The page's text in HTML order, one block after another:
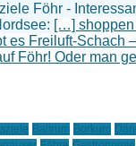
Föhr -
[…] shoppen
es Freiluft-Schach
Föhr! Oder man
Baltrum Borkum